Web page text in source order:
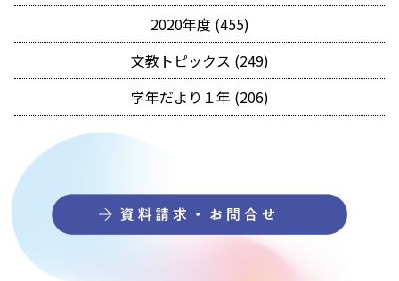
2020年度 (455)
文教トピックス (249)
学年だより１年 (206)